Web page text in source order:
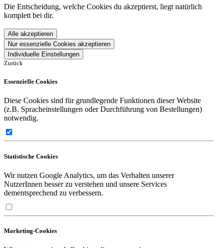
Die Entscheidung, welche Cookies du akzeptierst, liegt natürlich
komplett bei dir.
Alle akzeptieren
Nur essenzielle Cookies akzeptieren
Individuelle Einstellungen
Zurück
Essenzielle Cookies
Diese Cookies sind für grundlegende Funktionen dieser Website
(z.B. Spracheinstellungen oder Durchführung von Bestellungen)
notwendig.
Statistische Cookies
Wir nutzen Google Analytics, um das Verhalten unserer
NutzerInnen besser zu verstehen und unsere Services
dementsprechend zu verbessern.
Marketing-Cookies